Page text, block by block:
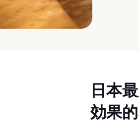
日本
効果